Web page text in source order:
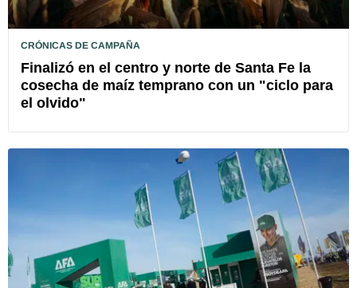
CRÓNICAS DE CAMPAÑA
Finalizó en el centro y norte de Santa Fe la
cosecha de maíz temprano con un "ciclo para
el olvido"